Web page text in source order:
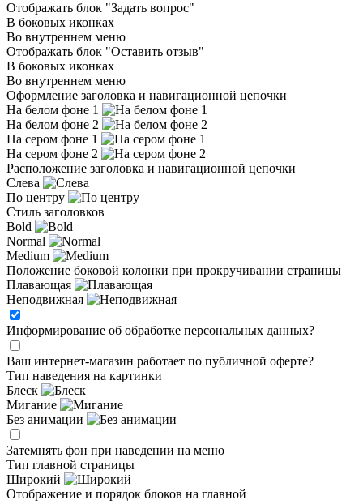
Отображать блок "Задать вопрос"
В боковых иконках
Во внутреннем меню
Отображать блок "Оставить отзыв"
В боковых иконках
Во внутреннем меню
Оформление заголовка и навигационной цепочки
На белом фоне 1
На белом фоне 2
На сером фоне 1
На сером фоне 2
Расположение заголовка и навигационной цепочки
Слева
По центру
Стиль заголовков
Bold
Normal
Medium
Положение боковой колонки при прокручивании страницы
Плавающая
Неподвижная
Информирование об обработке персональных данных?
Ваш интернет-магазин работает по публичной оферте?
Тип наведения на картинки
Блеск
Мигание
Без анимации
Затемнять фон при наведении на меню
Тип главной страницы
Широкий
Отображение и порядок блоков на главной